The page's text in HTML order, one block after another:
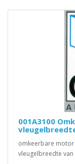
001A3100
omkeerbare motor
vleugelbreedte van